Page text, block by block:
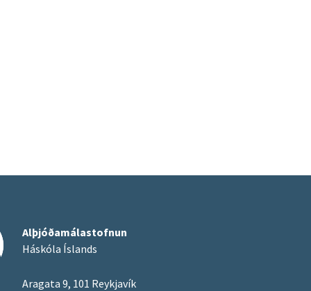
Alþjóðamálastofnun
Háskóla Íslands
Aragata 9, 101 Reykjavík